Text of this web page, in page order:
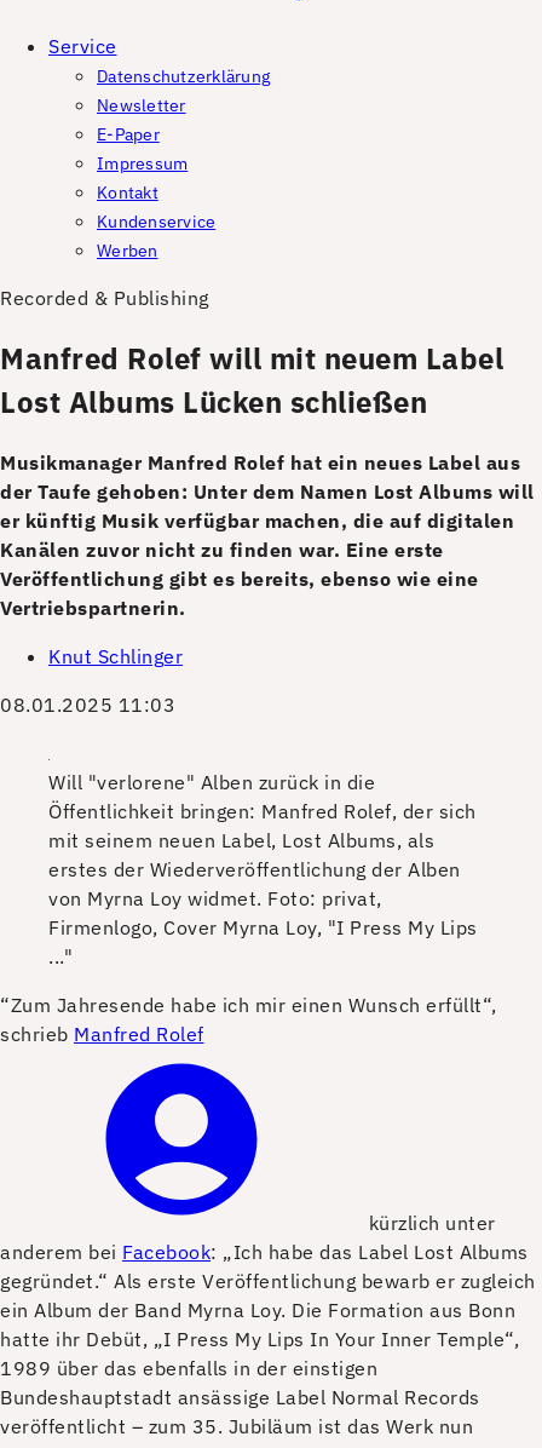
Service
Datenschutzerklärung
Newsletter
E-Paper
Impressum
Kontakt
Kundenservice
Werben
Recorded & Publishing
Manfred Rolef will mit neuem Label
Lost Albums Lücken schließen
Musikmanager Manfred Rolef hat ein neues Label aus
der Taufe gehoben: Unter dem Namen Lost Albums will
er künftig Musik verfügbar machen, die auf digitalen
Kanälen zuvor nicht zu finden war. Eine erste
Veröffentlichung gibt es bereits, ebenso wie eine
Vertriebspartnerin.
Knut Schlinger
08.01.2025 11:03
Will "verlorene" Alben zurück in die
Öffentlichkeit bringen: Manfred Rolef, der sich
mit seinem neuen Label, Lost Albums, als
erstes der Wiederveröffentlichung der Alben
von Myrna Loy widmet. Foto: privat,
Firmenlogo, Cover Myrna Loy, "I Press My Lips
..."
“Zum Jahresende habe ich mir einen Wunsch erfüllt“,
schrieb Manfred Rolef
kürzlich unter
anderem bei Facebook: „Ich habe das Label Lost Albums
gegründet.“ Als erste Veröffentlichung bewarb er zugleich
ein Album der Band Myrna Loy. Die Formation aus Bonn
hatte ihr Debüt, „I Press My Lips In Your Inner Temple“,
1989 über das ebenfalls in der einstigen
Bundeshauptstadt ansässige Label Normal Records
veröffentlicht – zum 35. Jubiläum ist das Werk nun